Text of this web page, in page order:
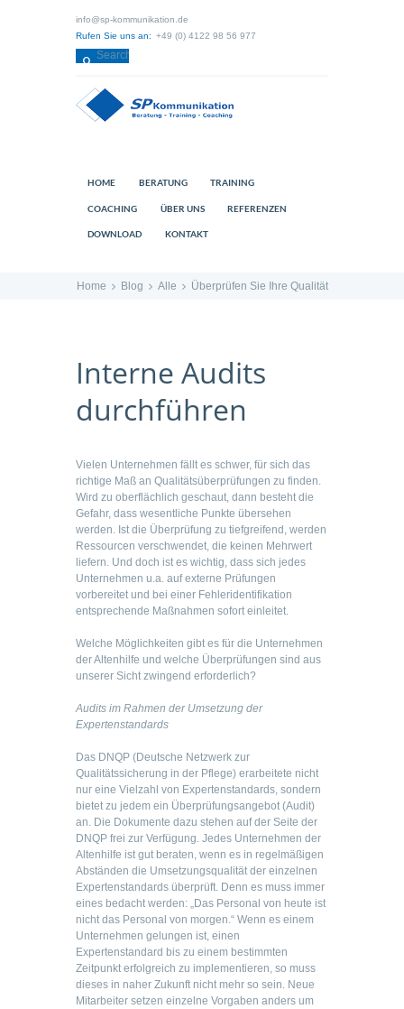
info@sp-kommunikation.de
Rufen Sie uns an: +49 (0) 4122 98 56 977
HOME BERATUNG TRAINING
COACHING ÜBER UNS REFERENZEN
DOWNLOAD KONTAKT
Home Blog Alle Überprüfen Sie Ihre Qualität
Interne Audits
durchführen
Vielen Unternehmen fällt es schwer, für sich das
richtige Maß an Qualitätsüberprüfungen zu finden.
Wird zu oberflächlich geschaut, dann besteht die
Gefahr, dass wesentliche Punkte übersehen
werden. Ist die Überprüfung zu tiefgreifend, werden
Ressourcen verschwendet, die keinen Mehrwert
liefern. Und doch ist es wichtig, dass sich jedes
Unternehmen u.a. auf externe Prüfungen
vorbereitet und bei einer Fehleridentifikation
entsprechende Maßnahmen sofort einleitet.
Welche Möglichkeiten gibt es für die Unternehmen
der Altenhilfe und welche Überprüfungen sind aus
unserer Sicht zwingend erforderlich?
Audits im Rahmen der Umsetzung der
Expertenstandards
Das DNQP (Deutsche Netzwerk zur
Qualitätssicherung in der Pflege) erarbeitete nicht
nur eine Vielzahl von Expertenstandards, sondern
bietet zu jedem ein Überprüfungsangebot (Audit)
an. Die Dokumente dazu stehen auf der Seite der
DNQP frei zur Verfügung. Jedes Unternehmen der
Altenhilfe ist gut beraten, wenn es in regelmäßigen
Abständen die Umsetzungsqualität der einzelnen
Expertenstandards überprüft. Denn es muss immer
eines bedacht werden: „Das Personal von heute ist
nicht das Personal von morgen.“ Wenn es einem
Unternehmen gelungen ist, einen
Expertenstandard bis zu einem bestimmten
Zeitpunkt erfolgreich zu implementieren, so muss
dieses in naher Zukunft nicht mehr so sein. Neue
Mitarbeiter setzen einzelne Vorgaben anders um